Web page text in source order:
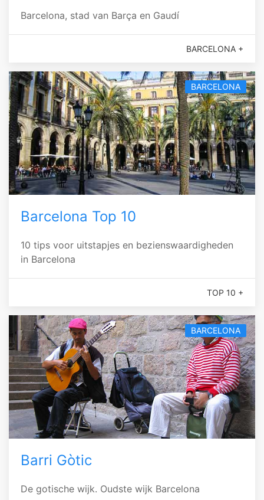
Barcelona, stad van Barça en Gaudí
BARCELONA +
BARCELONA
Barcelona Top 10
10 tips voor uitstapjes en bezienswaardigheden
in Barcelona
TOP 10 +
BARCELONA
Barri Gòtic
De gotische wijk. Oudste wijk Barcelona